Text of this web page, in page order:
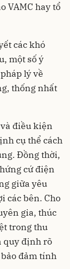
VAMC hay tổ
các khó
một số ý
lý về
thống nhất
điều kiện
cụ thể cách
Đồng thời,
cứ điện
giữa yêu
các bên. Cho
gia, thúc
trong thu
quy định rõ
đảm tính